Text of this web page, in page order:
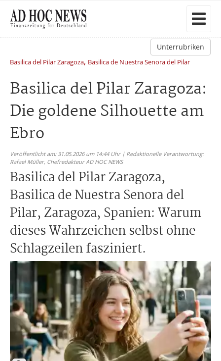
Unterrubriken
Basilica del Pilar Zaragoza, Basilica de Nuestra Senora del Pilar
Basilica del Pilar Zaragoza:
Die goldene Silhouette am
Ebro
Veröffentlicht am: 31.05.2026 um 14:44 Uhr | Redaktionelle Verantwortung:
Rafael Müller, Chefredakteur AD HOC NEWS
Basilica del Pilar Zaragoza,
Basilica de Nuestra Senora del
Pilar, Zaragoza, Spanien: Warum
dieses Wahrzeichen selbst ohne
Schlagzeilen fasziniert.